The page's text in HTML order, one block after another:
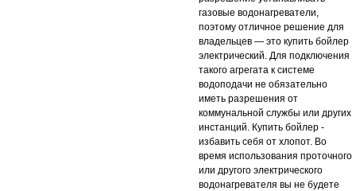
газовые водонагреватели,
поэтому отличное решение для
владельцев — это купить бойлер
электрический. Для подключения
такого агрегата к системе
водоподачи не обязательно
иметь разрешения от
коммунальной службы или других
инстанций. Купить бойлер -
избавить себя от хлопот. Во
время использования проточного
или другого электрического
водонагревателя вы не будете